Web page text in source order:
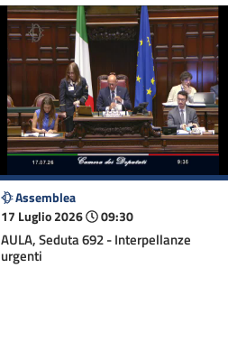
Assemblea
17 Luglio 2026
09:30
AULA, Seduta 692 - Interpellanze
urgenti